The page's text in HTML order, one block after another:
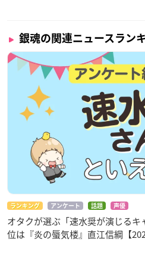
銀魂の関連ニュースラン
ランキング アンケート 話題 声優
オタクが選ぶ「速水奨が演じる
位は『炎の蜃気楼』直江信綱【